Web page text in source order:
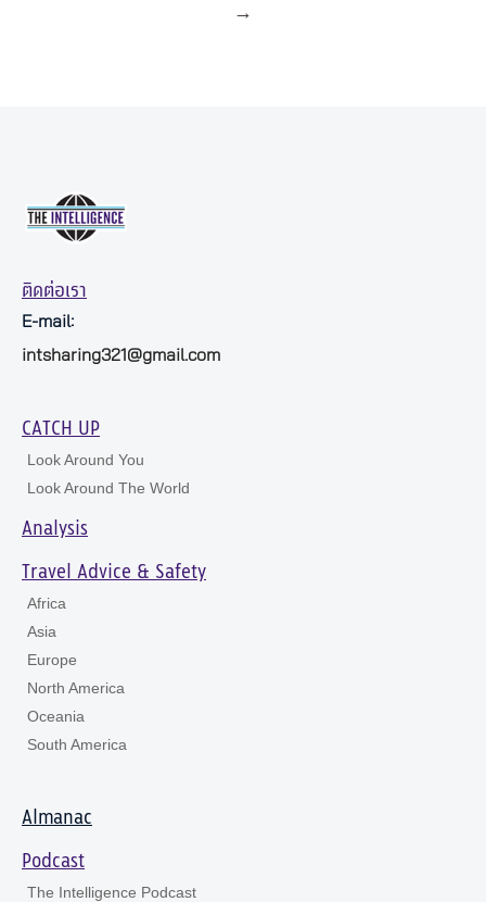
→
ติดต่อเรา
E-mail:
intsharing321@gmail.com
CATCH UP
Look Around You
Look Around The World
Analysis
Travel Advice & Safety
Africa
Asia
Europe
North America
Oceania
South America
Almanac
Podcast
The Intelligence Podcast